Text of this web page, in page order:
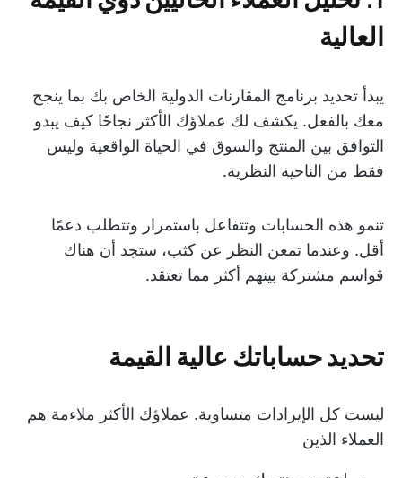
العالية
يبدأ تحديد برنامج المقارنات الدولية الخاص بك بما ينجح
معك بالفعل. يكشف لك عملاؤك الأكثر نجاحًا كيف يبدو
التوافق بين المنتج والسوق في الحياة الواقعية وليس
فقط من الناحية النظرية.
تنمو هذه الحسابات وتتفاعل باستمرار وتتطلب دعمًا
أقل. وعندما تمعن النظر عن كثب، ستجد أن هناك
قواسم مشتركة بينهم أكثر مما تعتقد.
تحديد حساباتك عالية القيمة
ليست كل الإيرادات متساوية. عملاؤك الأكثر ملاءمة هم
العملاء الذين